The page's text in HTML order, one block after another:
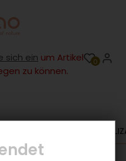
sich ein um Artikel
zu können.
0
MAGNETWIMPERN